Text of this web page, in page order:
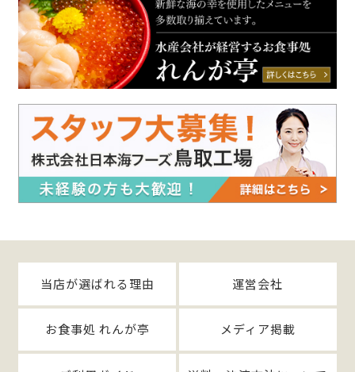
当店が選ばれる理由 運営会社
お食事処 れんが亭 メディア掲載